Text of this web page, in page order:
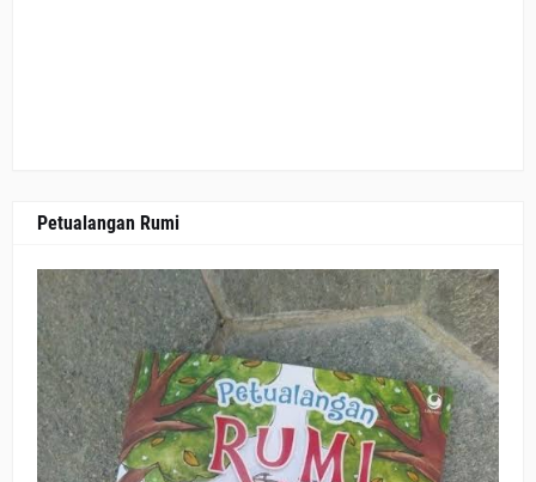
Petualangan Rumi